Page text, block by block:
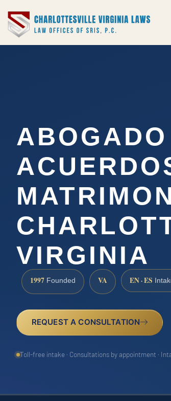
VIRGINIA
1997 Founded VA EN · ES
REQUEST A CONSULTATION
Toll-free intake · Consultations by appointment ·